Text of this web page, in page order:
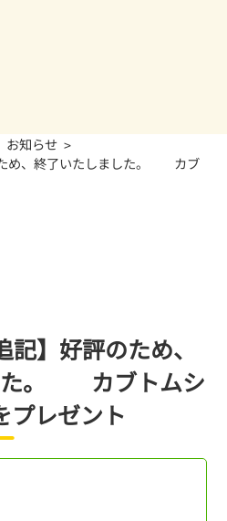
お知らせ
め、終了いたしました。 カブ
】好評のため、
た。 カブトムシ
プレゼント